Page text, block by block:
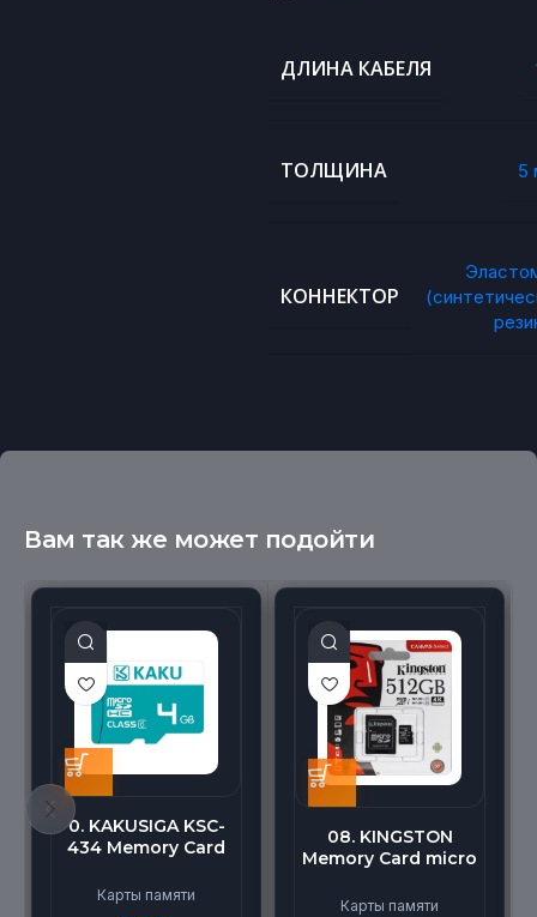
ДЛИНА КАБЕЛЯ
ТОЛЩИНА 5
КОННЕКТОР
Вам так же может подойти
0. KAKUSIGA KSC-
434 Memory Card
High Speed (4G)
Карты памяти
08. KINGSTON
Memory Card micro
Карты памяти